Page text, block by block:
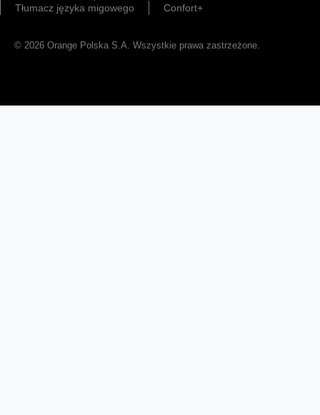
Tłumacz języka migowego
Confort+
© 2026 Orange Polska S.A. Wszystkie prawa zastrzeżone.